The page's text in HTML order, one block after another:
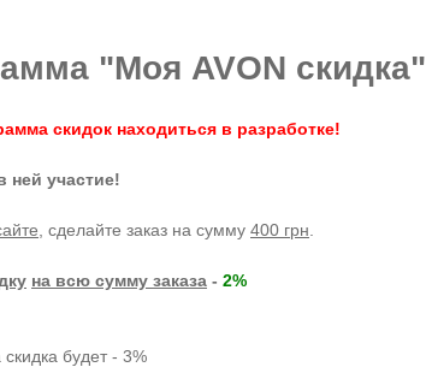
"Моя AVON скидка"
скидок находиться в разработке!
ней участие!
, сделайте заказ на сумму 400 грн
на всю сумму заказа - 2%
будет - 3%